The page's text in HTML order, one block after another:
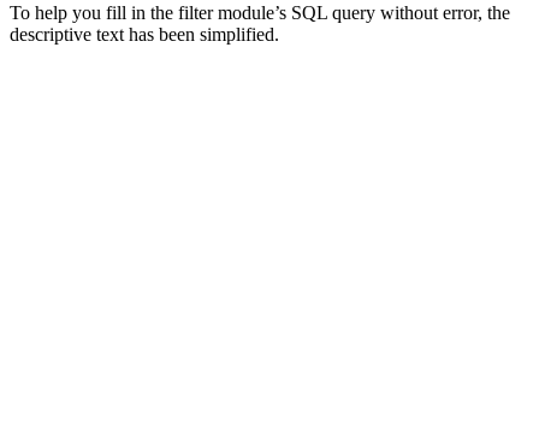
To help you fill in the filter module’s SQL query without error, the
descriptive text has been simplified.